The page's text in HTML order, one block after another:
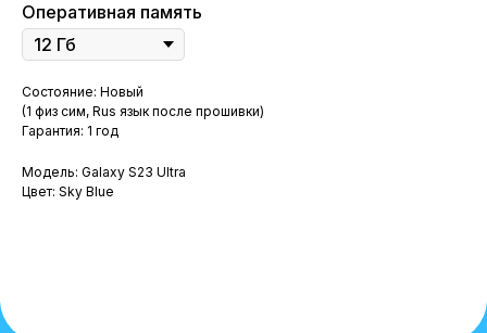
Оперативная память
Состояние: Новый
(1 физ сим, Rus язык после прошивки)
Гарантия: 1 год
Модель: Galaxy S23 Ultra
Цвет: Sky Blue